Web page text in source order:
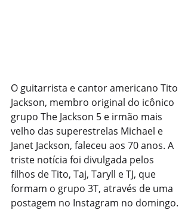
O guitarrista e cantor americano Tito
Jackson, membro original do icônico
grupo The Jackson 5 e irmão mais
velho das superestrelas Michael e
Janet Jackson, faleceu aos 70 anos. A
triste notícia foi divulgada pelos
filhos de Tito, Taj, Taryll e TJ, que
formam o grupo 3T, através de uma
postagem no Instagram no domingo.